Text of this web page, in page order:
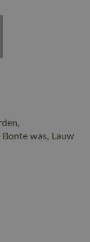
Bonte was, Lauw